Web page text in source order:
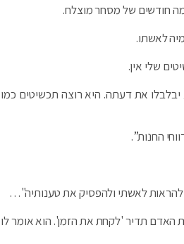
חודשים של מסחר מוצלח.
לאשתו.
שלי אין.
יבלבלו את דעתה. היא רוצה תכשיטים כמו
החנות”.
להראות לאשתי ולהפסיק את טענותיה"…
תדיר 'לקחת את הזמן'. הוא אומר לו